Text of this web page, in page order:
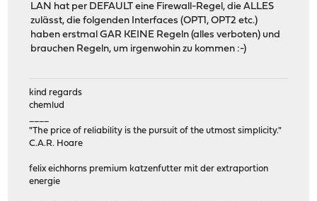
LAN hat per DEFAULT eine Firewall-Regel, die ALLES
zulässt, die folgenden Interfaces (OPT1, OPT2 etc.)
haben erstmal GAR KEINE Regeln (alles verboten) und
brauchen Regeln, um irgenwohin zu kommen :-)
kind regards
chemlud
"The price of reliability is the pursuit of the utmost simplicity."
C.A.R. Hoare
felix eichhorns premium katzenfutter mit der extraportion
energie